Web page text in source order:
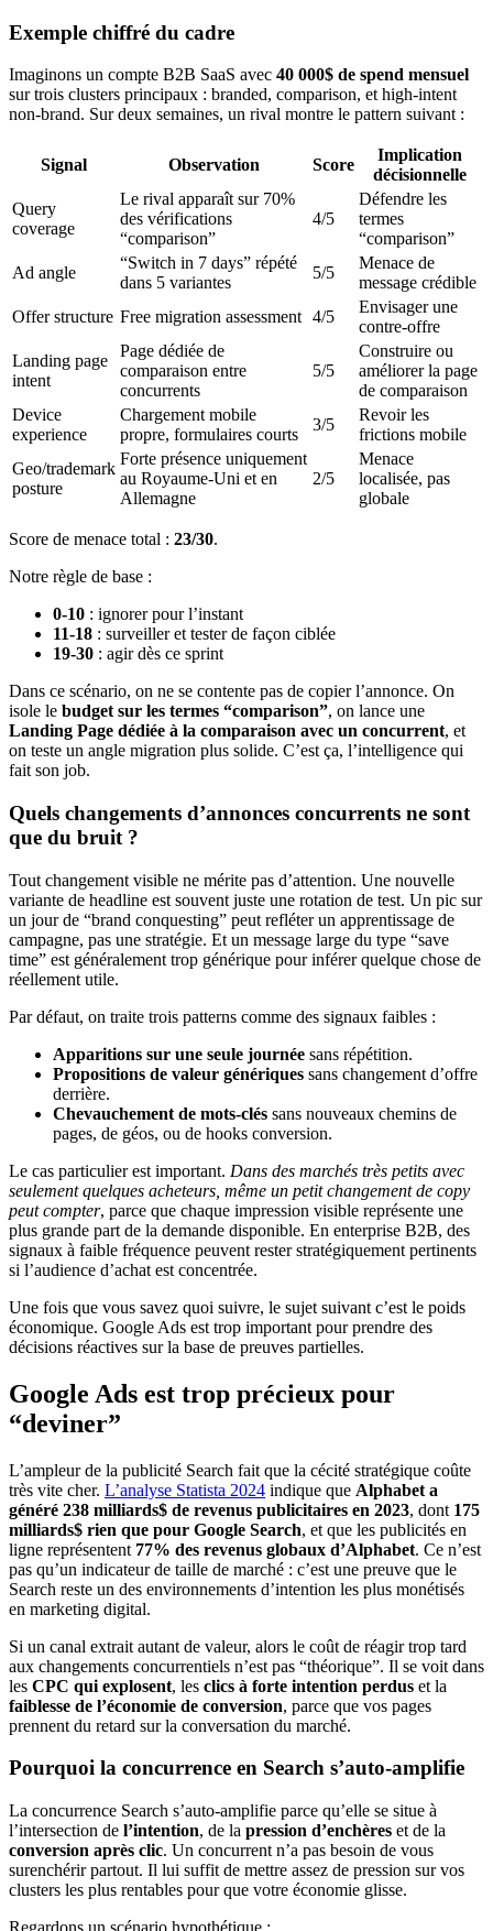
Exemple chiffré du cadre
Imaginons un compte B2B SaaS avec 40 000$ de spend mensuel
sur trois clusters principaux : branded, comparison, et high-intent
non-brand. Sur deux semaines, un rival montre le pattern suivant :
Signal Observation Score
Implication
décisionnelle
Query
coverage
Le rival apparaît sur 70%
des vérifications
“comparison”
4/5
Défendre les
termes
“comparison”
Ad angle
“Switch in 7 days” répété
dans 5 variantes
5/5
Menace de
message crédible
Offer structure Free migration assessment 4/5
Envisager une
contre-offre
Landing page
intent
Page dédiée de
comparaison entre
concurrents
5/5
Construire ou
améliorer la page
de comparaison
Device
experience
Chargement mobile
propre, formulaires courts
3/5
Revoir les
frictions mobile
Geo/trademark
posture
Forte présence uniquement
au Royaume-Uni et en
Allemagne
2/5
Menace
localisée, pas
globale
Score de menace total : 23/30.
Notre règle de base :
0-10 : ignorer pour l’instant
11-18 : surveiller et tester de façon ciblée
19-30 : agir dès ce sprint
Dans ce scénario, on ne se contente pas de copier l’annonce. On
isole le budget sur les termes “comparison”, on lance une
Landing Page dédiée à la comparaison avec un concurrent, et
on teste un angle migration plus solide. C’est ça, l’intelligence qui
fait son job.
Quels changements d’annonces concurrents ne sont
que du bruit ?
Tout changement visible ne mérite pas d’attention. Une nouvelle
variante de headline est souvent juste une rotation de test. Un pic sur
un jour de “brand conquesting” peut refléter un apprentissage de
campagne, pas une stratégie. Et un message large du type “save
time” est généralement trop générique pour inférer quelque chose de
réellement utile.
Par défaut, on traite trois patterns comme des signaux faibles :
Apparitions sur une seule journée sans répétition.
Propositions de valeur génériques sans changement d’offre
derrière.
Chevauchement de mots-clés sans nouveaux chemins de
pages, de géos, ou de hooks conversion.
Le cas particulier est important. Dans des marchés très petits avec
seulement quelques acheteurs, même un petit changement de copy
peut compter, parce que chaque impression visible représente une
plus grande part de la demande disponible. En enterprise B2B, des
signaux à faible fréquence peuvent rester stratégiquement pertinents
si l’audience d’achat est concentrée.
Une fois que vous savez quoi suivre, le sujet suivant c’est le poids
économique. Google Ads est trop important pour prendre des
décisions réactives sur la base de preuves partielles.
Google Ads est trop précieux pour
“deviner”
L’ampleur de la publicité Search fait que la cécité stratégique coûte
très vite cher. L’analyse Statista 2024 indique que Alphabet a
généré 238 milliards$ de revenus publicitaires en 2023, dont 175
milliards$ rien que pour Google Search, et que les publicités en
ligne représentent 77% des revenus globaux d’Alphabet. Ce n’est
pas qu’un indicateur de taille de marché : c’est une preuve que le
Search reste un des environnements d’intention les plus monétisés
en marketing digital.
Si un canal extrait autant de valeur, alors le coût de réagir trop tard
aux changements concurrentiels n’est pas “théorique”. Il se voit dans
les CPC qui explosent, les clics à forte intention perdus et la
faiblesse de l’économie de conversion, parce que vos pages
prennent du retard sur la conversation du marché.
Pourquoi la concurrence en Search s’auto-amplifie
La concurrence Search s’auto-amplifie parce qu’elle se situe à
l’intersection de l’intention, de la pression d’enchères et de la
conversion après clic. Un concurrent n’a pas besoin de vous
surenchérir partout. Il lui suffit de mettre assez de pression sur vos
clusters les plus rentables pour que votre économie glisse.
Regardons un scénario hypothétique :